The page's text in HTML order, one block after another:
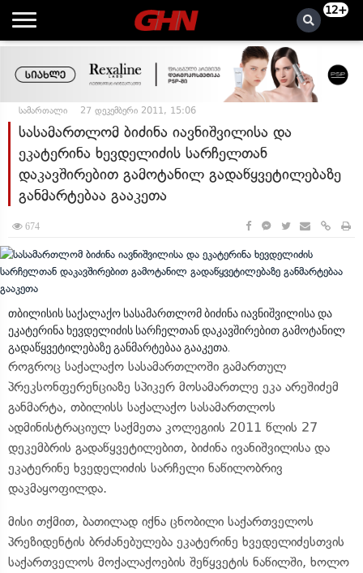
12+
სამართალი 27 დეკემბერი 2011, 15:06
სასამართლომ ბიძინა იავნიშვილისა და
ეკატერინა ხევდელიძის სარჩელთან
დაკავშირებით გამოტანილ გადაწყვეტილებაზე
განმარტებაა გააკეთა
674
თბილისის საქალაქო სასამართლომ ბიძინა იავნიშვილისა და
ეკატერინა ხევდელიძის სარჩელთან დაკავშირებით გამოტანილ
გადაწყვეტილებაზე განმარტებაა გააკეთა.
როგროც საქალაქო სასამართლოში გამართულ
პრეკსონფერენციაზე სპიკერ მოსამართლე ეკა არეშიძემ
განმარტა, თბილისს საქალაქო სასამართლოს
ადმინისტრაციულ საქმეთა კოლეგიის 2011 წლის 27
დეკემბრის გადაწყვეტილებით, ბიძინა ივანიშვილისა და
ეკატერინე ხვედელიძის სარჩელი ნაწილობრივ
დაკმაყოფილდა.
მისი თქმით, ბათილად იქნა ცნობილი საქართველოს
პრეზიდენტის ბრძანებულება ეკატერინე ხვედელიძესთვის
საქართველოს მოქალაქოების შეწყვეტის ნაწილში, ხოლო